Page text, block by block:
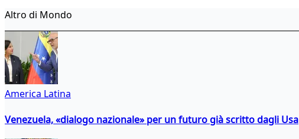
Altro di Mondo
America Latina
Venezuela, «dialogo nazionale» per un futuro già scritto dagli Usa